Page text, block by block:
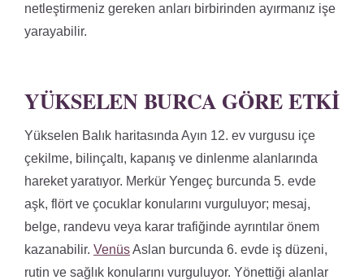
netleştirmeniz gereken anları birbirinden ayırmanız işe
yarayabilir.
YÜKSELEN BURCA GÖRE ETKI
Yükselen Balık haritasında Ayın 12. ev vurgusu içe
çekilme, bilinçaltı, kapanış ve dinlenme alanlarında
hareket yaratıyor. Merkür Yengeç burcunda 5. evde
aşk, flört ve çocuklar konularını vurguluyor; mesaj,
belge, randevu veya karar trafiğinde ayrıntılar önem
kazanabilir. VenüsAslan burcunda 6. evde iş düzeni,
rutin ve sağlık konularını vurguluyor. Yönettiği alanlar